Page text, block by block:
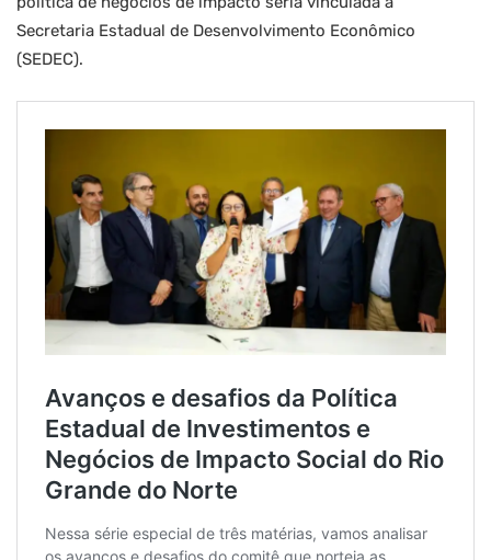
Secretaria Estadual de Desenvolvimento Econômico
(SEDEC).